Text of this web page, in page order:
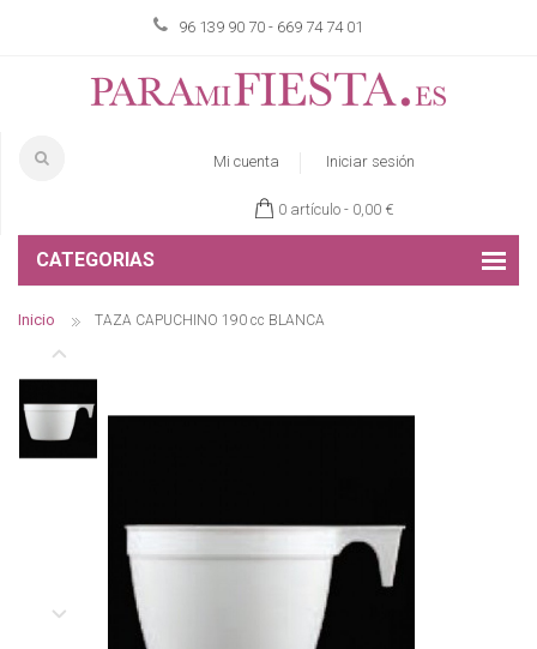
96 139 90 70 - 669 74 74 01
Mi cuenta Iniciar sesión
0 artículo - 0,00 €
CATEGORIAS
Inicio TAZA CAPUCHINO 190 cc BLANCA